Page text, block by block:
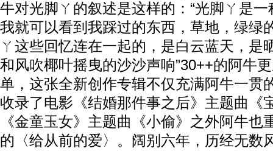
牛对光脚ㄚ的叙述是这样的：“光脚ㄚ是
我就可以看到我踩过的东西，草地，绿绿
ㄚ这些回忆连在一起的，是白云蓝天，是
和风吹椰叶摇曳的沙沙声响”30++的阿牛
单，这张全新创作专辑不仅充满阿牛一贯
收录了电影《结婚那件事之后》主题曲《
《金童玉女》主题曲《小偷》之外阿牛也
的〈给从前的爱〉。阔别六年，历经无数